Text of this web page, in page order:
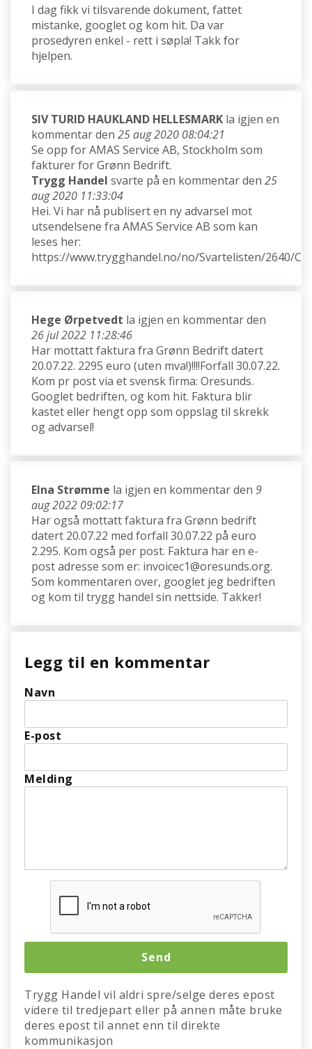
I dag fikk vi tilsvarende dokument, fattet
mistanke, googlet og kom hit. Da var
prosedyren enkel - rett i søpla! Takk for
hjelpen.
SIV TURID HAUKLAND HELLESMARK la igjen en
kommentar den 25 aug 2020 08:04:21
Se opp for AMAS Service AB, Stockholm som
fakturer for Grønn Bedrift.
Trygg Handel svarte på en kommentar den 25
aug 2020 11:33:04
Hei. Vi har nå publisert en ny advarsel mot
utsendelsene fra AMAS Service AB som kan
leses her:
https://www.trygghandel.no/no/Svartelisten/2640/
Hege Ørpetvedt la igjen en kommentar den
26 jul 2022 11:28:46
Har mottatt faktura fra Grønn Bedrift datert
20.07.22. 2295 euro (uten mva!)!!!!Forfall 30.07.22.
Kom pr post via et svensk firma: Oresunds.
Googlet bedriften, og kom hit. Faktura blir
kastet eller hengt opp som oppslag til skrekk
og advarsel!
Elna Strømme la igjen en kommentar den 9
aug 2022 09:02:17
Har også mottatt faktura fra Grønn bedrift
datert 20.07.22 med forfall 30.07.22 på euro
2.295. Kom også per post. Faktura har en e-
post adresse som er: invoicec1@oresunds.org.
Som kommentaren over, googlet jeg bedriften
og kom til trygg handel sin nettside. Takker!
Legg til en kommentar
Navn
E-post
Melding
Trygg Handel vil aldri spre/selge deres epost
videre til tredjepart eller på annen måte bruke
deres epost til annet enn til direkte
kommunikasjon